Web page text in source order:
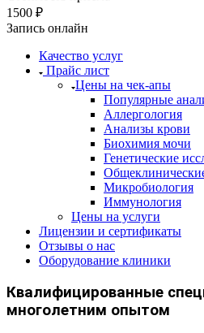
1500 ₽
Запись онлайн
Качество услуг
Прайс лист
​​​​​Цены на чек-апы
Популярные
Аллергология
Анализы крови
Биохимия мочи
Генетические
Микробиология
Иммунология
Цены на услуги
Лицензии и сертификаты
Отзывы о нас
Оборудование клиники
Квалифицированные
многолетним опытом